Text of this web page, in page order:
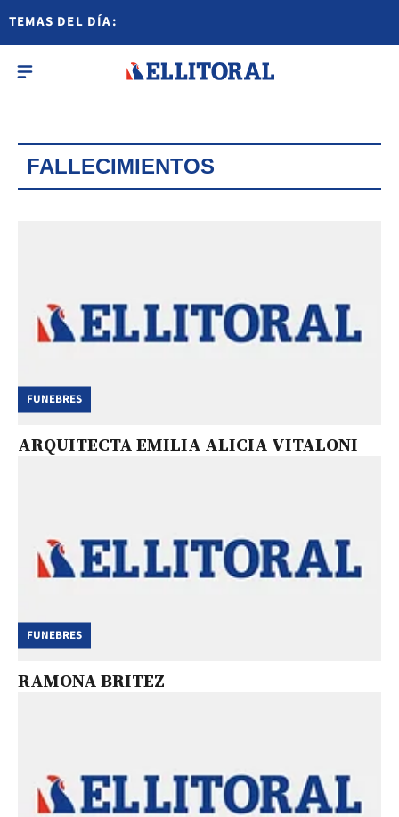
TEMAS DEL DÍA:
FALLECIMIENTOS
FUNEBRES
ARQUITECTA EMILIA ALICIA VITALONI
FUNEBRES
RAMONA BRITEZ